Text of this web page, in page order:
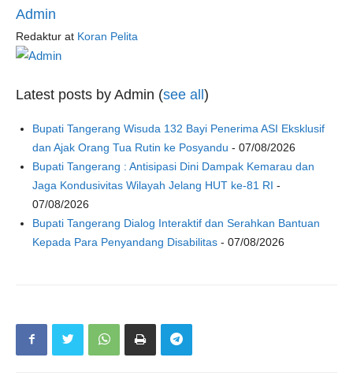
Admin
Redaktur at Koran Pelita
Latest posts by Admin (see all)
Bupati Tangerang Wisuda 132 Bayi Penerima ASI Eksklusif
dan Ajak Orang Tua Rutin ke Posyandu - 07/08/2026
Bupati Tangerang : Antisipasi Dini Dampak Kemarau dan
Jaga Kondusivitas Wilayah Jelang HUT ke-81 RI -
07/08/2026
Bupati Tangerang Dialog Interaktif dan Serahkan Bantuan
Kepada Para Penyandang Disabilitas - 07/08/2026